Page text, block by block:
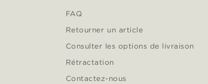
FAQ
Retourner un article
Consulter les options de livraison
Rétractation
Contactez-nous